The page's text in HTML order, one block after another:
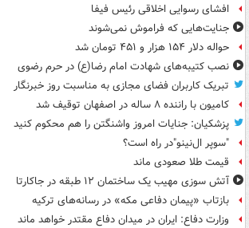
افشای رسوایی اخلاقی رئیس فیفا
جنایت‌هایی که فراموش نمی‌شوند
حواله دلار ۱۵۴ هزار و ۴۵۱ تومان شد
نصب کتیبه‌های شهادت امام رضا(ع) در حرم رضوی
تبریک کاربران فضای مجازی به مناسبت روز خبرنگار
کامیون با راننده ۸ ساله در اصفهان توقیف شد
پزشکیان: جنایات امروز واشنگتن را هم محکوم کنید
"سوپر ال‌نینو"در راه است؟
قیمت طلا صعودی ماند
آتش سوزی مهیب یک ساختمان ۱۲ طبقه در جاکارتا
بازتاب «پیمان دفاعی مکه» در رسانه‌های ترکیه
وزارت دفاع: ایران در میدان دفاع مقتدر خواهد ماند